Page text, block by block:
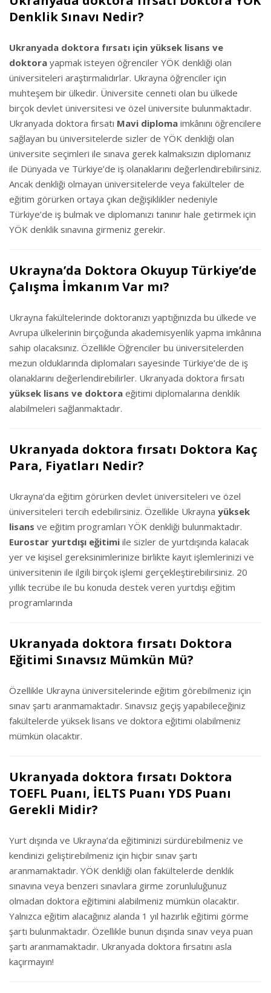
Denklik Sınavı Nedir?
Ukranyada doktora fırsatı için yüksek lisans ve
doktora yapmak isteyen öğrenciler YÖK denkliği olan
üniversiteleri araştırmalıdırlar. Ukrayna öğrenciler için
muhteşem bir ülkedir. Üniversite cenneti olan bu ülkede
birçok devlet üniversitesi ve özel üniversite bulunmaktadır.
Ukranyada doktora fırsatı Mavi diploma imkânını öğrencilere
sağlayan bu üniversitelerde sizler de YÖK denkliği olan
üniversite seçimleri ile sınava gerek kalmaksızın diplomanız
ile Dünyada ve Türkiye’de iş olanaklarını değerlendirebilirsiniz.
Ancak denkliği olmayan üniversitelerde veya fakülteler de
eğitim görürken ortaya çıkan değişiklikler nedeniyle
Türkiye’de iş bulmak ve diplomanızı tanınır hale getirmek için
YÖK denklik sınavına girmeniz gerekir.
Ukrayna’da Doktora Okuyup Türkiye’de
Çalışma İmkanım Var mı?
Ukrayna fakültelerinde doktoranızı yaptığınızda bu ülkede ve
Avrupa ülkelerinin birçoğunda akademisyenlik yapma imkânına
sahip olacaksınız. Özellikle Öğrenciler bu üniversitelerden
mezun olduklarında diplomaları sayesinde Türkiye’de de iş
olanaklarını değerlendirebilirler. Ukranyada doktora fırsatı
yüksek lisans ve doktora eğitimi diplomalarına denklik
alabilmeleri sağlanmaktadır.
Ukranyada doktora fırsatı Doktora Kaç
Para, Fiyatları Nedir?
Ukrayna’da eğitim görürken devlet üniversiteleri ve özel
üniversiteleri tercih edebilirsiniz. Özellikle Ukrayna yüksek
lisans ve eğitim programları YÖK denkliği bulunmaktadır.
Eurostar yurtdışı eğitimi ile sizler de yurtdışında kalacak
yer ve kişisel gereksinimlerinize birlikte kayıt işlemlerinizi ve
üniversitenin ile ilgili birçok işlemi gerçekleştirebilirsiniz. 20
yıllık tecrübe ile bu konuda destek veren yurtdışı eğitim
programlarında
Ukranyada doktora fırsatı Doktora
Eğitimi Sınavsız Mümkün Mü?
Özellikle Ukrayna üniversitelerinde eğitim görebilmeniz için
sınav şartı aranmamaktadır. Sınavsız geçiş yapabileceğiniz
fakültelerde yüksek lisans ve doktora eğitimi olabilmeniz
mümkün olacaktır.
Ukranyada doktora fırsatı Doktora
TOEFL Puanı, İELTS Puanı YDS Puanı
Gerekli Midir?
Yurt dışında ve Ukrayna’da eğitiminizi sürdürebilmeniz ve
kendinizi geliştirebilmeniz için hiçbir sınav şartı
aranmamaktadır. YÖK denkliği olan fakültelerde denklik
sınavına veya benzeri sınavlara girme zorunluluğunuz
olmadan doktora eğitimini alabilmeniz mümkün olacaktır.
Yalnızca eğitim alacağınız alanda 1 yıl hazırlık eğitimi görme
şartı bulunmaktadır. Özellikle bunun dışında sınav veya puan
şartı aranmamaktadır. Ukranyada doktora fırsatını asla
kaçırmayın!